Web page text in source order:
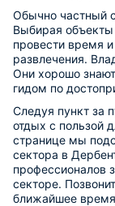
Обычно частный
Выбирая
провести время
развлечения.
Они хорошо
гидом по
Следуя пункт за
отдых с пользой
странице мы
сектора в
профессионалов
секторе.
ближайшее